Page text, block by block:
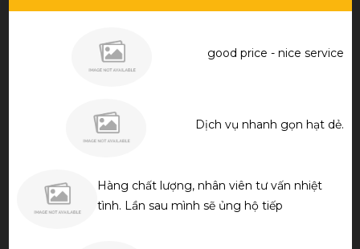
good price - nice service
Dịch vụ nhanh gọn hạt dẻ.
Hàng chất lượng, nhân viên tư vấn nhiệt
tình. Lần sau mình sẽ ủng hộ tiếp